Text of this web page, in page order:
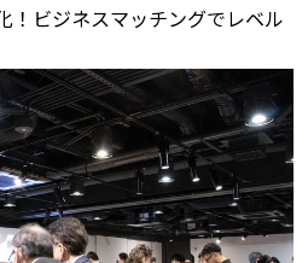
！ビジネスマッチングでレベル